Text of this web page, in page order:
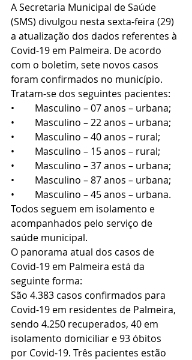
A Secretaria Municipal de Saúde
(SMS) divulgou nesta sexta-feira (29)
a atualização dos dados referentes à
Covid-19 em Palmeira. De acordo
com o boletim, sete novos casos
foram confirmados no município.
Tratam-se dos seguintes pacientes:
•	Masculino – 07 anos – urbana;
•	Masculino – 22 anos – urbana;
•	Masculino – 40 anos – rural;
•	Masculino – 15 anos – rural;
•	Masculino – 37 anos – urbana;
•	Masculino – 87 anos – urbana;
•	Masculino – 45 anos – urbana.
Todos seguem em isolamento e
acompanhados pelo serviço de
saúde municipal.
O panorama atual dos casos de
Covid-19 em Palmeira está da
seguinte forma:
São 4.383 casos confirmados para
Covid-19 em residentes de Palmeira,
sendo 4.250 recuperados, 40 em
isolamento domiciliar e 93 óbitos
por Covid-19. Três pacientes estão